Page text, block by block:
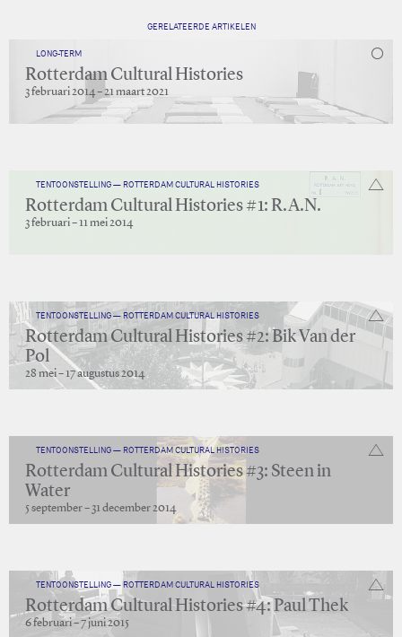
GERELATEERDE ARTIKELEN
LONG-TERM
Rotterdam Cultural Histories
3 februari 2014 – 21 maart 2021
TENTOONSTELLING — ROTTERDAM CULTURAL HISTORIES
Rotterdam Cultural Histories #1: R.A.N.
3 februari – 11 mei 2014
TENTOONSTELLING — ROTTERDAM CULTURAL HISTORIES
Rotterdam Cultural Histories #2: Bik Van der
Pol
28 mei – 17 augustus 2014
TENTOONSTELLING — ROTTERDAM CULTURAL HISTORIES
Rotterdam Cultural Histories #3: Steen in
Water
5 september – 31 december 2014
TENTOONSTELLING — ROTTERDAM CULTURAL HISTORIES
Rotterdam Cultural Histories #4: Paul Thek
6 februari – 7 juni 2015